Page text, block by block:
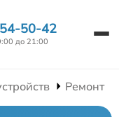
50-42
до 21:00
Ремонт